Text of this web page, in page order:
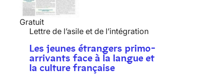
Gratuit
Lettre de l’asile et de l’intégration
Les jeunes étrangers primo-
arrivants face à la langue et
la culture française